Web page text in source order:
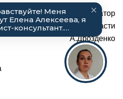
Губернатор
Ленинградской области
А.Дрозденко